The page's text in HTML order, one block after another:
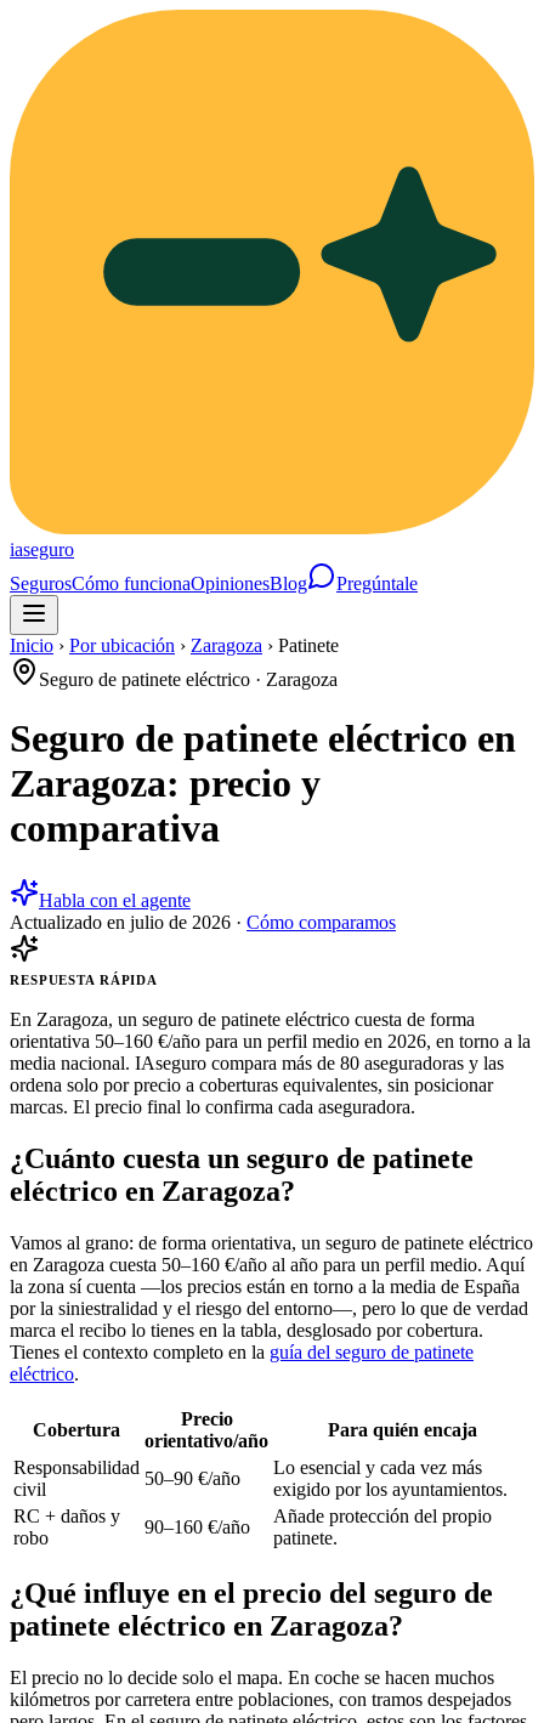
iaseguro
SegurosCómo funcionaOpinionesBlog Pregúntale
Inicio › Por ubicación › Zaragoza › Patinete
Seguro de patinete eléctrico · Zaragoza
Seguro de patinete eléctrico en
Zaragoza: precio y
comparativa
Habla con el agente
Actualizado en julio de 2026 · Cómo comparamos
RESPUESTA RÁPIDA
En Zaragoza, un seguro de patinete eléctrico cuesta de forma
orientativa 50–160 €/año para un perfil medio en 2026, en torno a la
media nacional. IAseguro compara más de 80 aseguradoras y las
ordena solo por precio a coberturas equivalentes, sin posicionar
marcas. El precio final lo confirma cada aseguradora.
¿Cuánto cuesta un seguro de patinete
eléctrico en Zaragoza?
Vamos al grano: de forma orientativa, un seguro de patinete eléctrico
en Zaragoza cuesta 50–160 €/año al año para un perfil medio. Aquí
la zona sí cuenta —los precios están en torno a la media de España
por la siniestralidad y el riesgo del entorno—, pero lo que de verdad
marca el recibo lo tienes en la tabla, desglosado por cobertura.
Tienes el contexto completo en la guía del seguro de patinete
eléctrico.
Cobertura
Precio
orientativo/año
Para quién encaja
Responsabilidad
civil
50–90 €/año
Lo esencial y cada vez más
exigido por los ayuntamientos.
RC + daños y
robo
90–160 €/año
Añade protección del propio
patinete.
¿Qué influye en el precio del seguro de
patinete eléctrico en Zaragoza?
El precio no lo decide solo el mapa. En coche se hacen muchos
kilómetros por carretera entre poblaciones, con tramos despejados